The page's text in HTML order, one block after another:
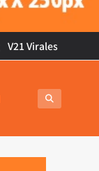
V21 Virales